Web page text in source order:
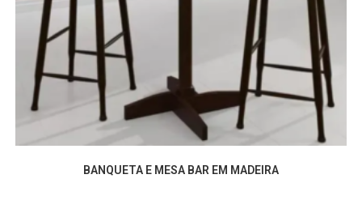
BANQUETA E MESA BAR EM MADEIRA